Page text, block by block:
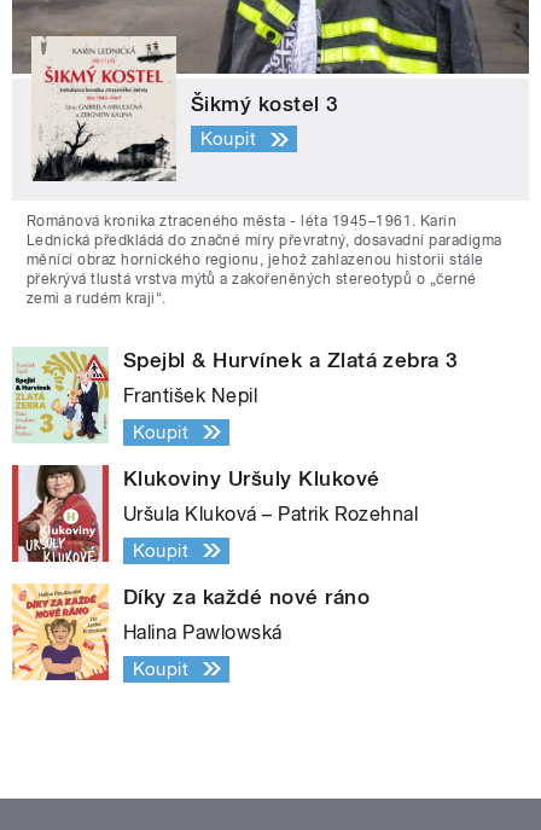
Šikmý kostel 3
Koupit
Románová kronika ztraceného města - léta 1945–1961. Karin
Lednická předkládá do značné míry převratný, dosavadní paradigma
měnící obraz hornického regionu, jehož zahlazenou historii stále
překrývá tlustá vrstva mýtů a zakořeněných stereotypů o „černé
zemi a rudém kraji“.
Spejbl & Hurvínek a Zlatá zebra 3
František Nepil
Koupit
Klukoviny Uršuly Klukové
Uršula Kluková – Patrik Rozehnal
Koupit
Díky za každé nové ráno
Halina Pawlowská
Koupit